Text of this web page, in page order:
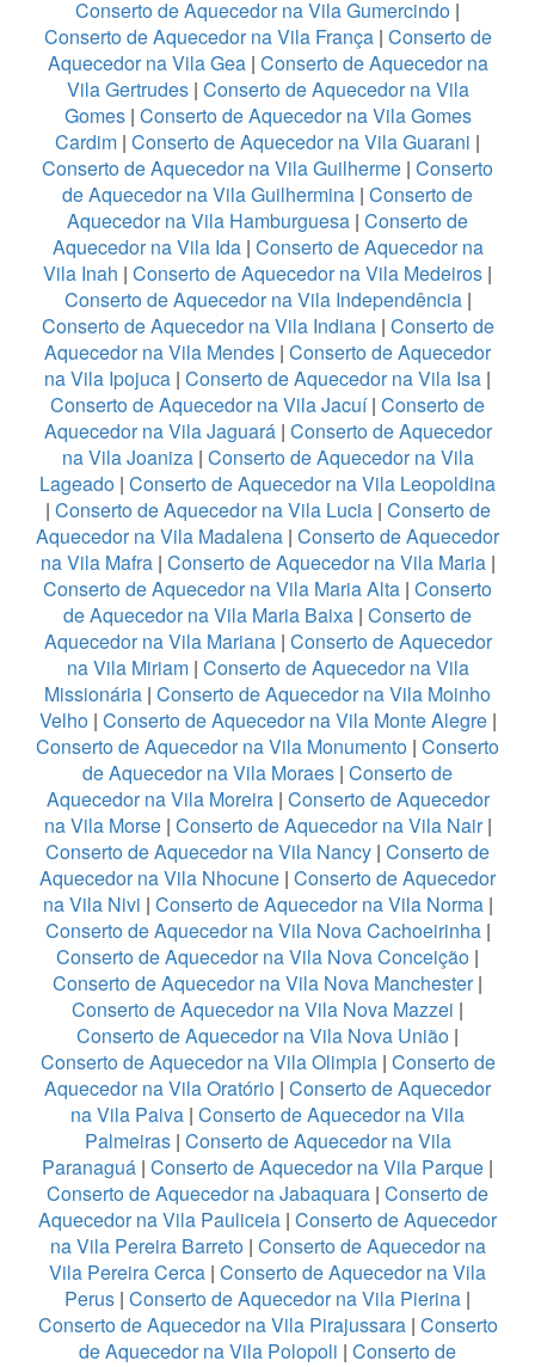
Conserto de Aquecedor na Vila Gumercindo |
Conserto de Aquecedor na Vila França| Conserto de
Aquecedor na Vila Gea| Conserto de Aquecedor na
Vila Gertrudes| Conserto de Aquecedor na Vila
Gomes| Conserto de Aquecedor na Vila Gomes
Cardim | Conserto de Aquecedor na Vila Guarani |
Conserto de Aquecedor na Vila Guilherme | Conserto
de Aquecedor na Vila Guilhermina | Conserto de
Aquecedor na Vila Hamburguesa | Conserto de
Aquecedor na Vila Ida| Conserto de Aquecedor na
Vila Inah | Conserto de Aquecedor na Vila Medeiros |
Conserto de Aquecedor na Vila Independência|
Conserto de Aquecedor na Vila Indiana| Conserto de
Aquecedor na Vila Mendes | Conserto de Aquecedor
na Vila Ipojuca | Conserto de Aquecedor na Vila Isa |
Conserto de Aquecedor na Vila Jacuí| Conserto de
Aquecedor na Vila Jaguará| Conserto de Aquecedor
na Vila Joaniza| Conserto de Aquecedor na Vila
Lageado | Conserto de Aquecedor na Vila Leopoldina
| Conserto de Aquecedor na Vila Lucia| Conserto de
Aquecedor na Vila Madalena | Conserto de Aquecedor
na Vila Mafra | Conserto de Aquecedor na Vila Maria|
Conserto de Aquecedor na Vila Maria Alta | Conserto
de Aquecedor na Vila Maria Baixa | Conserto de
Aquecedor na Vila Mariana| Conserto de Aquecedor
na Vila Miriam| Conserto de Aquecedor na Vila
Missionária | Conserto de Aquecedor na Vila Moinho
Velho| Conserto de Aquecedor na Vila Monte Alegre|
Conserto de Aquecedor na Vila Monumento | Conserto
de Aquecedor na Vila Moraes | Conserto de
Aquecedor na Vila Moreira| Conserto de Aquecedor
na Vila Morse| Conserto de Aquecedor na Vila Nair|
Conserto de Aquecedor na Vila Nancy | Conserto de
Aquecedor na Vila Nhocune | Conserto de Aquecedor
na Vila Nivi | Conserto de Aquecedor na Vila Norma|
Conserto de Aquecedor na Vila Nova Cachoeirinha|
Conserto de Aquecedor na Vila Nova Conceição |
Conserto de Aquecedor na Vila Nova Manchester|
Conserto de Aquecedor na Vila Nova Mazzei |
Conserto de Aquecedor na Vila Nova União |
Conserto de Aquecedor na Vila Olimpia| Conserto de
Aquecedor na Vila Oratório | Conserto de Aquecedor
na Vila Paiva | Conserto de Aquecedor na Vila
Palmeiras| Conserto de Aquecedor na Vila
Paranaguá | Conserto de Aquecedor na Vila Parque |
Conserto de Aquecedor na Jabaquara | Conserto de
Aquecedor na Vila Pauliceia | Conserto de Aquecedor
na Vila Pereira Barreto| Conserto de Aquecedor na
Vila Pereira Cerca | Conserto de Aquecedor na Vila
Perus | Conserto de Aquecedor na Vila Pierina |
Conserto de Aquecedor na Vila Pirajussara| Conserto
de Aquecedor na Vila Polopoli | Conserto de